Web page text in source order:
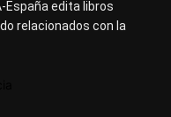
España edita libros
relacionados con la